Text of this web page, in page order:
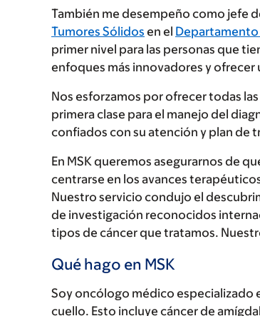
También me desempeño como jefe
Tumores Sólidos en el
primer nivel para las personas que
enfoques más innovadores y ofrecer
Nos esforzamos por ofrecer todas
primera clase para el manejo del
confiados con su atención y plan de
En MSK queremos asegurarnos de
centrarse en los avances
Nuestro servicio condujo el
de investigación reconocidos
tipos de cáncer que tratamos.
Qué hago en MSK
Soy oncólogo médico especializado
cuello. Esto incluye cáncer de